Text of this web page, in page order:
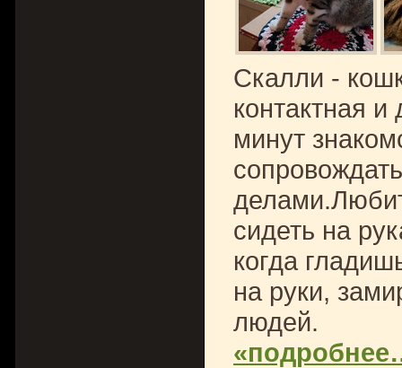
Скалли -
контактная
минут
сидеть на
когда
на руки,
людей.